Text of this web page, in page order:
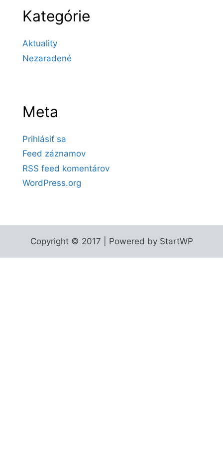
Kategórie
Aktuality
Nezaradené
Meta
Prihlásiť sa
Feed záznamov
RSS feed komentárov
WordPress.org
Copyright © 2017 | Powered by StartWP